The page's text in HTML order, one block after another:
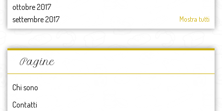
ottobre 2017
settembre 2017
agosto 2017
luglio 2017
giugno 2017
maggio 2017
marzo 2017
febbraio 2017
Mostra tutti
Pagine
Chi sono
Contatti